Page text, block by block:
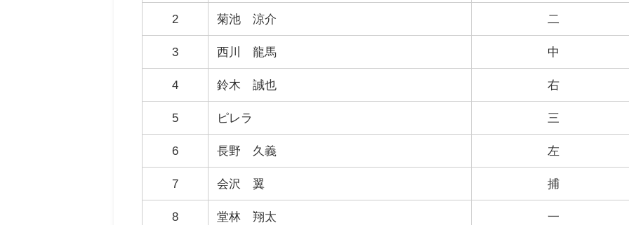
2 菊池 涼介 二
3 西川 龍馬 中
4 鈴木 誠也 右
5 ピレラ 三
6 長野 久義 左
7 会沢 翼 捕
8 堂林 翔太 一